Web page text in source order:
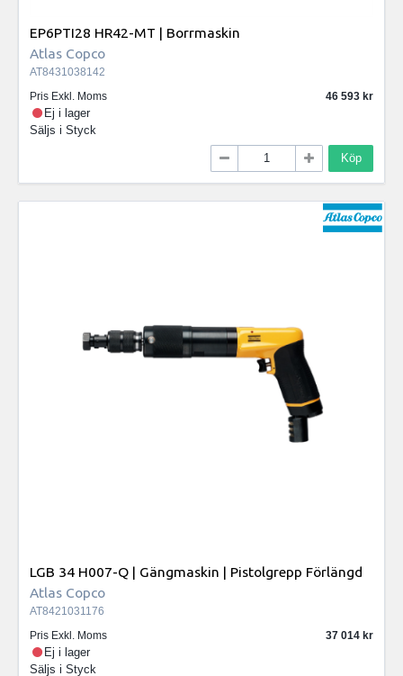
EP6PTI28 HR42-MT | Borrmaskin
Atlas Copco
AT8431038142
Pris Exkl. Moms
46 593
Ej i lager
Säljs i Styck
Köp
LGB 34 H007-Q | Gängmaskin | Pistolgrepp Förlängd
Atlas Copco
AT8421031176
Pris Exkl. Moms
37 014
Ej i lager
Säljs i Styck